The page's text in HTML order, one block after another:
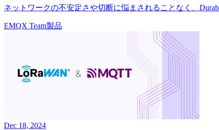
ネットワークの不安定さや切断に悩まされることなく、
EMQX Team製品
Dec 18, 2024